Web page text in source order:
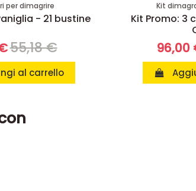
per dimagrire
- 21 bustine
55,18 €
al carrello
Kit
Kit Promo: 3
96,00